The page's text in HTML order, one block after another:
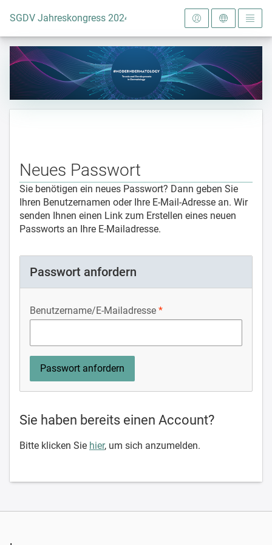
Zur Startseite
SGDV Jahreskongress 2024
Neues Passwort
Sie benötigen ein neues Passwort? Dann geben Sie
Ihren Benutzernamen oder Ihre E-Mail-Adresse an. Wir
senden Ihnen einen Link zum Erstellen eines neuen
Passworts an Ihre E-Mailadresse.
Passwort anfordern
Benutzername/E-Mailadresse
Sie haben bereits einen Account?
Bitte klicken Sie hier, um sich anzumelden.